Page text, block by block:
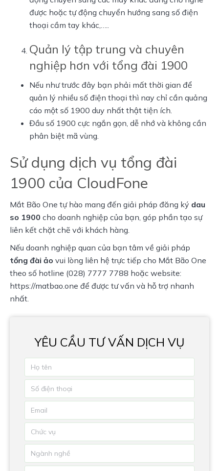
được hoặc tự động chuyển hướng sang số điện
thoại cầm tay khác,…..
Quản lý tập trung và chuyên
nghiệp hơn với tổng đài 1900
Nếu như trước đây bạn phải mất thời gian để
quản lý nhiều số điện thoại thì nay chỉ cần quảng
cáo một số 1900 duy nhất thật tiện ích.
Đầu số 1900 cực ngắn gọn, dễ nhớ và không cần
phân biệt mã vùng.
Sử dụng dịch vụ tổng đài
1900 của CloudFone
Mắt Bão One tự hào mang đến giải pháp đăng ký dau
so 1900 cho doanh nghiệp của bạn, góp phần tạo sự
liên kết chặt chẽ với khách hàng.
Nếu doanh nghiệp quan của bạn tâm về giải pháp
tổng đài ảo vui lòng liên hệ trực tiếp cho Mắt Bão One
theo số hotline (028) 7777 7788 hoặc website:
https://matbao.one để được tư vấn và hỗ trợ nhanh
nhất.
YÊU CẦU TƯ VẤN DỊCH VỤ